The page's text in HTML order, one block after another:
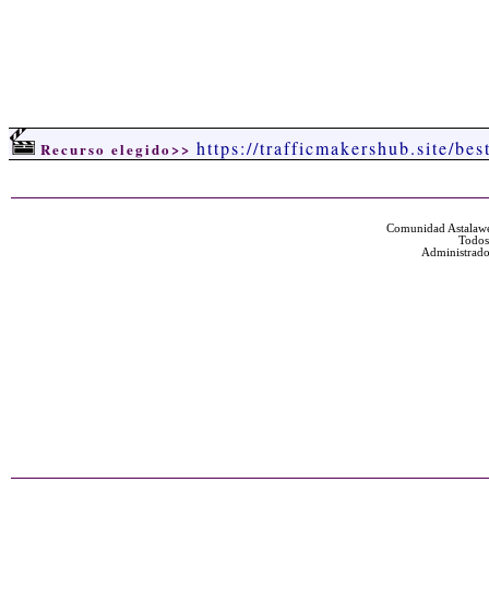
Recurso elegido>> https://trafficmakershub.site/
Comunidad